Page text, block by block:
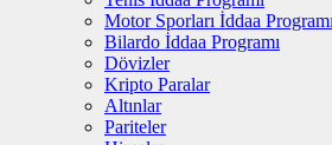
Motor Sporları İddaa Programı
Bilardo İddaa Programı
Dövizler
Kripto Paralar
Altınlar
Pariteler